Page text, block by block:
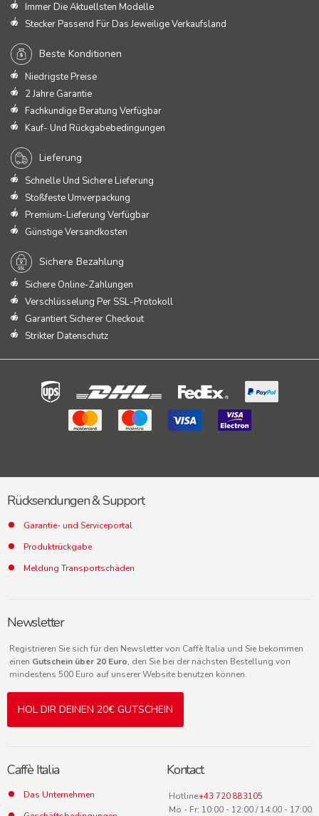
Immer Die Aktuellsten Modelle
Stecker Passend Für Das Jeweilige Verkaufsland
Beste Konditionen
Niedrigste Preise
2 Jahre Garantie
Fachkundige Beratung Verfügbar
Kauf- Und Rückgabebedingungen
Lieferung
Schnelle Und Sichere Lieferung
Stoßfeste Umverpackung
Premium-Lieferung Verfügbar
Günstige Versandkosten
Sichere Bezahlung
Sichere Online-Zahlungen
Verschlüsselung Per SSL-Protokoll
Garantiert Sicherer Checkout
Strikter Datenschutz
Rücksendungen & Support
Garantie- und Serviceportal
Produktrückgabe
Meldung Transportschäden
Newsletter
Registrieren Sie sich für den Newsletter von Caffè Italia und Sie bekommen
einen Gutschein über 20 Euro, den Sie bei der nächsten Bestellung von
mindestens 500 Euro auf unserer Website benutzen können.
HOL DIR DEINEN 20€ GUTSCHEIN
Caffè Italia
Das Unternehmen
Kontact
Hotline:+43 720 883105
Mo - Fr: 10:00 - 12:00 / 14:00 - 17:00